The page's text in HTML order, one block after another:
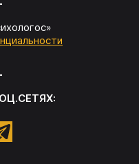
»